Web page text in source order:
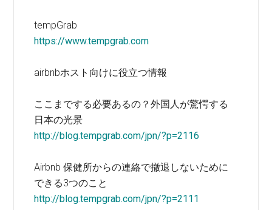
tempGrab
https://www.tempgrab.com
airbnbホスト向けに役立つ情報
ここまでする必要あるの？外国人が驚愕する
日本の光景
http://blog.tempgrab.com/jpn/?p=2116
Airbnb 保健所からの連絡で撤退しないために
できる3つのこと
http://blog.tempgrab.com/jpn/?p=2111